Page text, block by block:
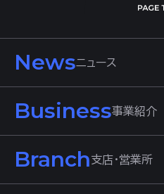
Newsニュース
Business事業紹介
Branch支店・営業所